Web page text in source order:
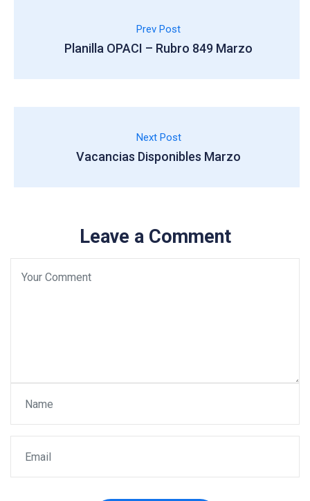
Prev Post
Planilla OPACI – Rubro 849 Marzo
Next Post
Vacancias Disponibles Marzo
Leave a Comment